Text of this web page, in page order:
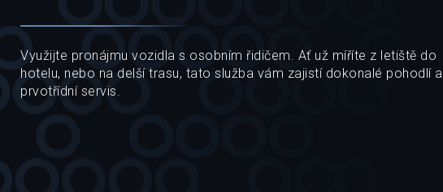
Využijte pronájmu vozidla s osobním řidičem. Ať už míříte z letiště do
hotelu, nebo na delší trasu, tato služba vám zajistí dokonalé pohodlí a
prvotřídní servis.